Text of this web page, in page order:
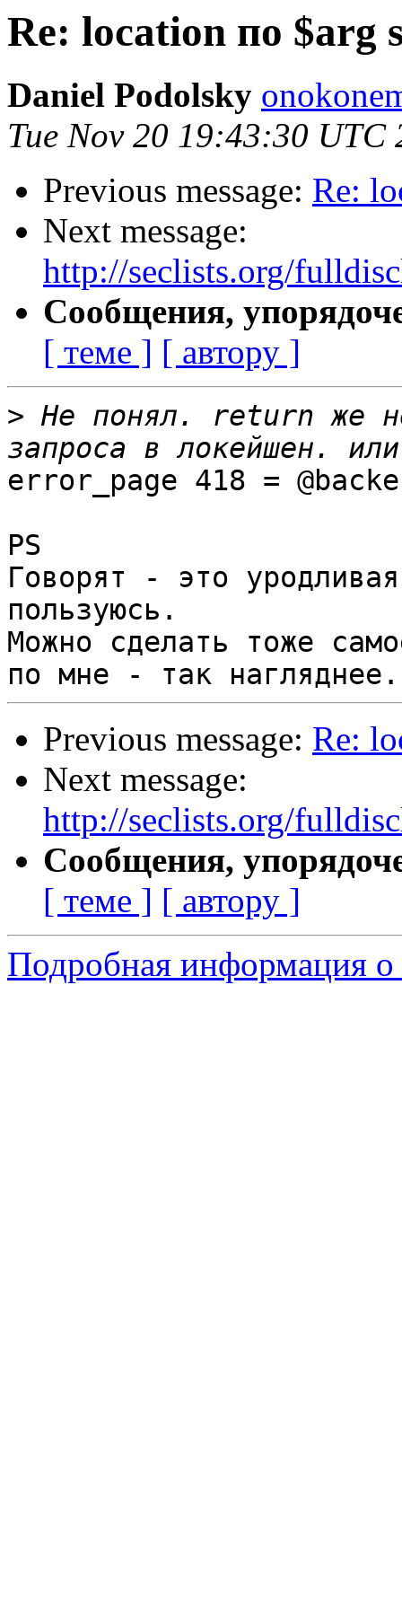
Re: location по $arg
Daniel Podolsky
Tue Nov 20 19:43:30 UTC
Previous message: Re:
Next message:
http://seclists.org/
Сообщения,
[ теме ] [ автору ]
> Не понял. return же
error_page 418 =
PS
Говорят - это
пользуюсь.
Можно сделать тоже
Previous message: Re:
Next message:
http://seclists.org/
Сообщения,
[ теме ] [ автору ]
Подробная информация